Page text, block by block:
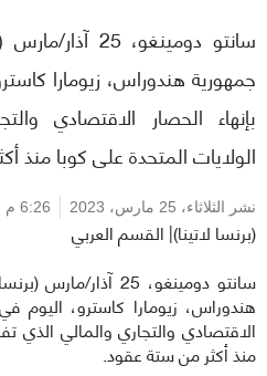
سانتو
جمهورية هندوراس، زيومارا
بإنهاء الحصار الاقتصادي
الولايات المتحدة على كوبا منذ
نشر الثلاثاء، 25 مارس، 2023 6:26 م
(برنسا لاتينا)| القسم العربي
سانتو دومينغو، 25
هندوراس، زيومارا كاسترو، اليوم
الاقتصادي والتجاري والمالي الذي
منذ أكثر من ستة عقود.